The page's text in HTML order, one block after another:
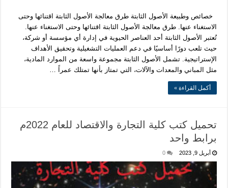
خصائص وطبيعة الأصول الثابتة طرق معالجة الأصول الثابتة اقتنائها وحتى
الاستغناء عنها. طرق معالجة الأصول الثابتة اقتنائها وحتى الاستغناء عنها.
تُعتبر الأصول الثابتة أحد العناصر الحيوية في إدارة أي مؤسسة أو شركة،
حيث تلعب دورًا أساسيًا في دعم العمليات التشغيلية وتحقيق الأهداف
الإستراتيجية. تشمل الأصول الثابتة مجموعة واسعة من الموارد المادية،
مثل المباني والمعدات والآلات، التي تمتاز بأنها تمتلك عمراً …
أكمل القراءة »
تحميل كتب كلية التجارة والاقتصاد للعام 2022م
برابط واحد
أبريل 9, 2023 0